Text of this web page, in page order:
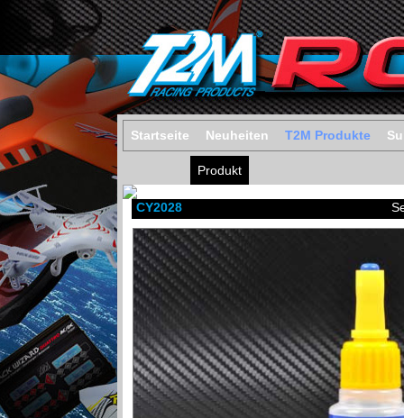
Startseite Neuheiten T2M Produkte
Produkt
CY2028